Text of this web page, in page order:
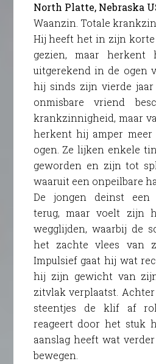
North Platte, Nebraska
Waanzin. Totale
Hij heeft het in zijn
gezien, maar herkent
uitgerekend in de ogen
hij sinds zijn vierde
onmisbare vriend
krankzinnigheid, maar
herkent hij amper
ogen. Ze lijken enkele
geworden en zijn tot
waaruit een onpeilbare
De jongen deinst een
terug, maar voelt zijn
wegglijden, waarbij de
het zachte vlees van
Impulsief gaat hij wat
hij zijn gewicht van
zitvlak verplaatst.
steentjes de klif af
reageert door het stuk
aanslag heeft wat
bewegen.